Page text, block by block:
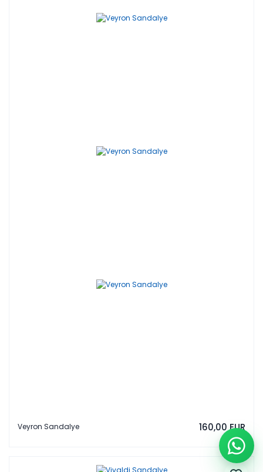
Veyron Sandalye 160,00 EUR